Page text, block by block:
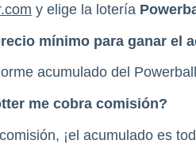
y elige la lotería
mínimo para ganar el
acumulado del
me cobra comisión?
¡el acumulado es